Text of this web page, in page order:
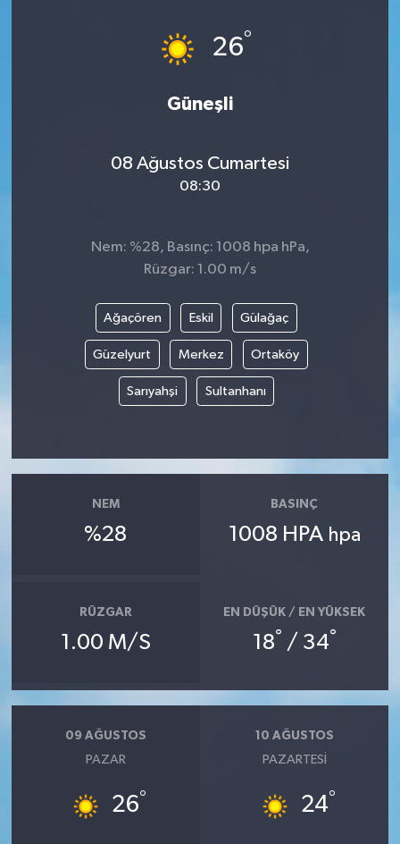
26°
Güneşli
08 Ağustos Cumartesi
08:30
Nem: %28, Basınç: 1008 hpa hPa,
Rüzgar: 1.00 m/s
Ağaçören Eskil Gülağaç
Güzelyurt Merkez Ortaköy
Sarıyahşi Sultanhanı
NEM
%28
BASINÇ
1008 HPA hpa
RÜZGAR
1.00 M/S
EN DÜŞÜK / EN YÜKSEK
18° / 34°
09 AĞUSTOS
PAZAR
26°
10 AĞUSTOS
PAZARTESI
24°
Özel Haber
Siyaset